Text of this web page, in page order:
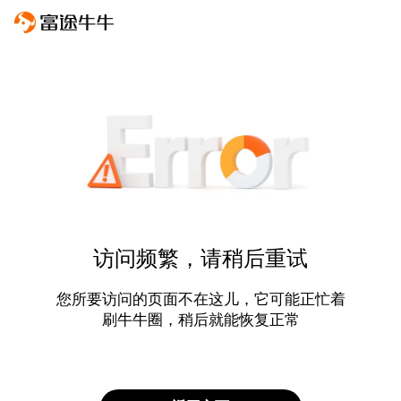
访问频繁，请稍后重试
您所要访问的页面不在这儿，它可能正忙着
刷牛牛圈，稍后就能恢复正常